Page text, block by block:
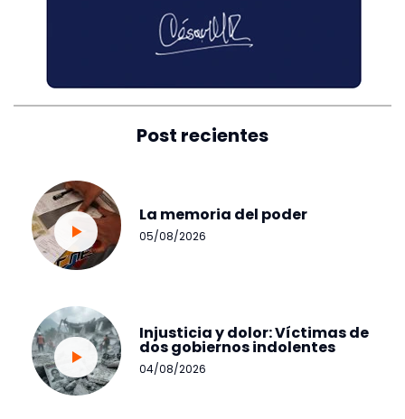
Post recientes
La memoria del poder
05/08/2026
Injusticia y dolor: Víctimas de
dos gobiernos indolentes
04/08/2026